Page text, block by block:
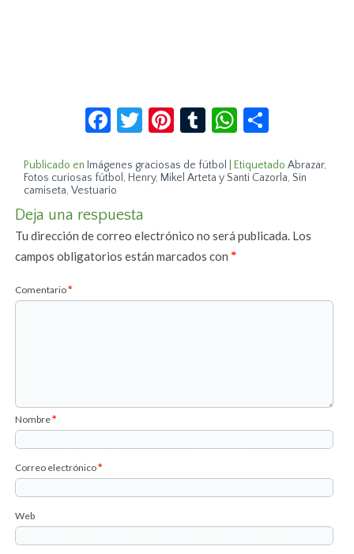
Facebook
Twitter
Pinterest
TumblrWhatsApp
Publicado en Imágenes graciosas de fútbol Etiquetado Abrazar,
Fotos curiosas fútbol , Henry, Mikel Arteta y Santi Cazorla, Sin
camiseta,Vestuario
Deja una respuesta
Tu dirección de correo electrónico no será publicada. Los
campos obligatorios están marcados con*
Comentario*
Nombre*
Correo electrónico*
Web